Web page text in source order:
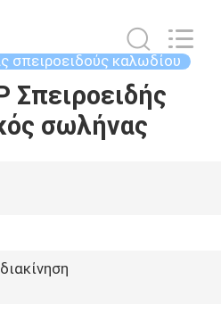
σπειροειδούς καλωδίου
Σπειροειδής
σωλήνας